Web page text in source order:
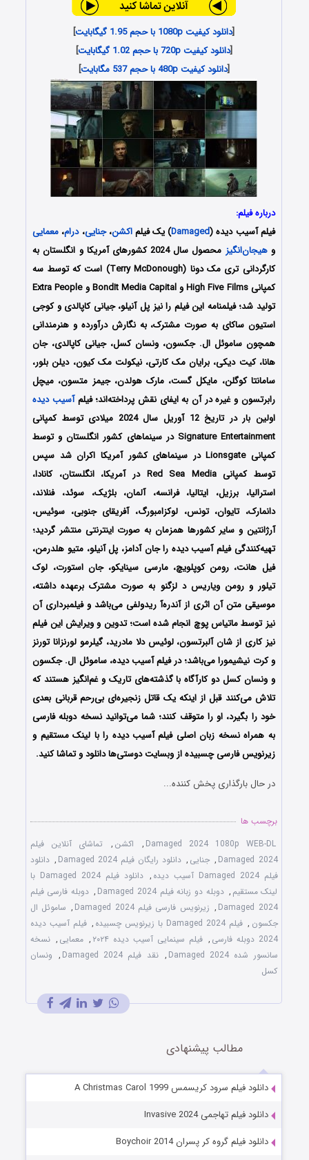
[دانلود کیفیت 1080p با حجم 1.95 گیگابایت
]
[دانلود کیفیت 720p با حجم 1.02 گیگابایت
]
[دانلود کیفیت 480p با حجم 537 مگابایت ]
درباره فیلم:
فیلم آسیب دیده (Damaged) یک فیلماکشن،جنایی،درام، معمایی
وهیجان‌انگیز
محصول سال 2024 کشورهای آمریکا و انگلستان به
کارگردانی تری مک دونا (Terry McDonough) است که توسط سه
کمپانی‌ High Five Films و BondIt Media Capital و Extra People
تولید شد؛ فیلمنامه این فیلم را نیز پل آنیلو، جیانی کاپالدی و کوجی
استیون ساکای به صورت مشترک، به نگارش درآورده و هنرمندانی
همچون ساموئل ال. جکسون، ونسان کسل، جیانی کاپالدی، جان
هانا، کیت دیکی، برایان مک کارتی، نیکولت مک کیون، دیلن بلور،
سامانتا کوگلن، مایکل گست، مارک هولدن، جیمز متسون، میچل
رابرتسون و غیره در آن به ایفای نقش پرداخته‌اند؛ فیلمآسیب دیده
اولین بار در تاریخ 12 آوریل سال 2024 میلادی توسط کمپانی‌‌
Signature Entertainment در سینماهای کشور انگلستان و توسط
کمپانی Lionsgate در سینماهای کشور آمریکا اکران شد سپس
توسط کمپانی Red Sea Media در آمریکا، انگلستان، کانادا،
استرالیا، برزیل، ایتالیا، فرانسه، آلمان، بلژیک، سوئد، فنلاند،
دانمارک، تایوان، تونس، لوکزامبورگ، آفریقای جنوبی، سوئیس،
آرژانتین و سایر کشورها همزمان به صورت اینترنتی منتشر گردید؛
تهیه‌کنندگی فیلم آسیب دیده را جان آدامز، پل آنیلو، متیو هلدرمن،
فیل هانت، رومن کوپلویچ، مارسی سینایکو، جان استورت، لوک
تیلور و رومن ویاریس د لزگنو به صورت مشترک برعهده داشته،
موسیقی متن آن اثری از آندره‌آ ریدولفی می‌باشد و فیلمبرداری آن
نیز توسط ماتیاس پوچ انجام شده است؛ تدوین و ویرایش این فیلم
نیز کاری از شان آلبرتسون، لوئیس دلا مادرید، گیلرمو لورنزانا تورنز
و کرت نیشیمورا می‌باشد؛ در فیلم آسیب دیده، ساموئل ال. جکسون
و ونسان کسل دو کارآگاه با گذشته‌های تاریک و غم‌انگیز هستند که
تلاش می‌کنند قبل از اینکه یک قاتل زنجیره‌ای بی‌رحم قربانی بعدی
خود را بگیرد، او را متوقف کنند؛ شما می‌توانید نسخه دوبله فارسی
به همراه نسخه زبان اصلی فیلم آسیب دیده را با ‌لینک مستقیم و
زیرنویس فارسی چسبیده از وبسایت دوستی‌ها دانلود و تماشا کنید.
در حال بارگذاری پخش کننده...
برچسب ها
Damaged 2024 1080p WEB-DL
, اکشن ,
تماشای آنلاین فیلم
Damaged 2024
, جنایی , دانلود رایگان فیلم Damaged 2024 , دانلود
فیلم Damaged 2024 آسیب دیده
,
دانلود فیلم Damaged 2024 با
لینک مستقیم , دوبله دو زبانه فیلم Damaged 2024 , دوبله فارسی فیلم
Damaged 2024
, زیرنویس فارسی فیلم Damaged 2024 , ساموئل ال
جکسون , فیلم Damaged 2024 با زیرنویس چسبیده , فیلم آسیب دیده
2024 دوبله فارسی
, فیلم سینمایی آسیب دیده ۲۰۲۴ , معمایی , نسخه
سانسور شده Damaged 2024
, نقد فیلم Damaged 2024 , ونسان
کسل
مطالب پیشنهادی
دانلود فیلم سرود کریسمس A Christmas Carol 1999
دانلود فیلم تهاجمی Invasive 2024
دانلود فیلم گروه کر پسران Boychoir 2014